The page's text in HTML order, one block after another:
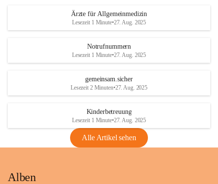
Ärzte für Allgemeinmedizin
Lesezeit 1 Minute•27. Aug. 2025
Notrufnummern
Lesezeit 1 Minute•27. Aug. 2025
gemeinsam.sicher
Lesezeit 2 Minuten•27. Aug. 2025
Kinderbetreuung
Lesezeit 1 Minute•27. Aug. 2025
Alle Artikel sehen
Alben